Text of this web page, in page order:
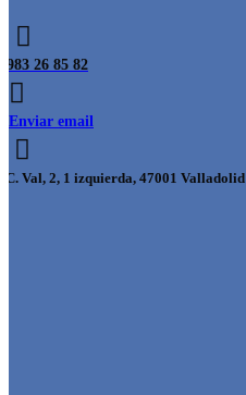
983 26 85 82
Enviar email
C. Val, 2, 1 izquierda, 47001 Valladolid